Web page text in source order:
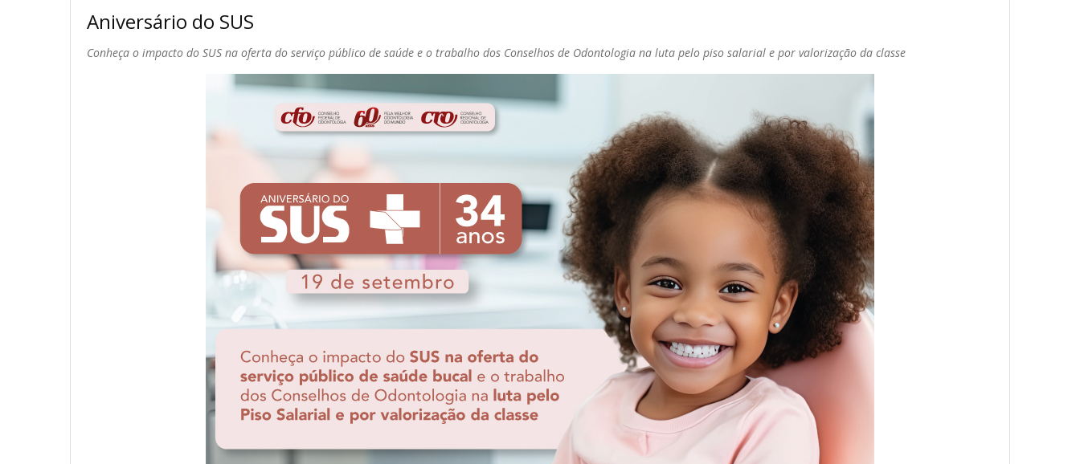
Aniversário do SUS
Conheça o impacto do SUS na oferta do serviço público de saúde e o trabalho dos Conselhos de Odontologia na luta pelo piso salarial e por valorização da classe